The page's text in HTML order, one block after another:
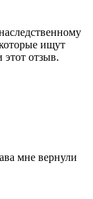
ищут
отзыв.
мне вернули